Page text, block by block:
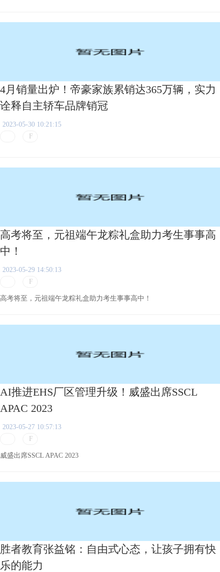
4月销量出炉！帝豪家族累销达365万辆，实力
诠释自主轿车品牌销冠
2023-05-30 10:21:15
高考将至，元祖端午龙粽礼盒助力考生事事高
中！
2023-05-29 14:50:13
高考将至，元祖端午龙粽礼盒助力考生事事高中！
AI推进EHS厂区管理升级！威盛出席SSCL
APAC 2023
2023-05-27 10:57:13
威盛出席SSCL APAC 2023
胜者教育张益铭：自由式心态，让孩子拥有快
乐的能力